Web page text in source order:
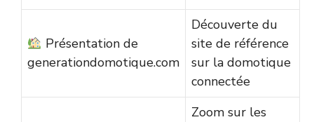
Présentation de
generationdomotique.com
Découverte du
site de référence
sur la domotique
connectée
Zoom sur les